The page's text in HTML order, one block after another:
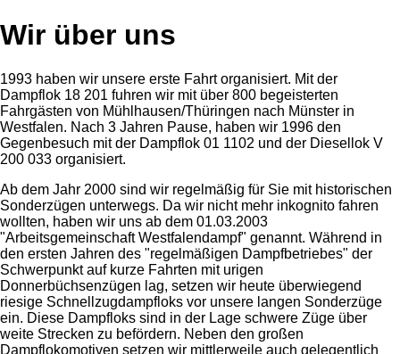
Wir über uns
1993 haben wir unsere erste Fahrt organisiert. Mit der
Dampflok 18 201 fuhren wir mit über 800 begeisterten
Fahrgästen von Mühlhausen/Thüringen nach Münster in
Westfalen. Nach 3 Jahren Pause, haben wir 1996 den
Gegenbesuch mit der Dampflok 01 1102 und der Diesellok V
200 033 organisiert.
Ab dem Jahr 2000 sind wir regelmäßig für Sie mit historischen
Sonderzügen unterwegs. Da wir nicht mehr inkognito fahren
wollten, haben wir uns ab dem 01.03.2003
"Arbeitsgemeinschaft Westfalendampf" genannt. Während in
den ersten Jahren des "regelmäßigen Dampfbetriebes" der
Schwerpunkt auf kurze Fahrten mit urigen
Donnerbüchsenzügen lag, setzen wir heute überwiegend
riesige Schnellzugdampfloks vor unsere langen Sonderzüge
ein. Diese Dampfloks sind in der Lage schwere Züge über
weite Strecken zu befördern. Neben den großen
Dampflokomotiven setzen wir mittlerweile auch gelegentlich